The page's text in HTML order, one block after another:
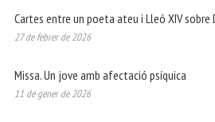
Cartes entre un poeta ateu i Lleó XIV sobre
27 de febrer de 2026
Missa. Un jove amb afectació psíquica
11 de gener de 2026